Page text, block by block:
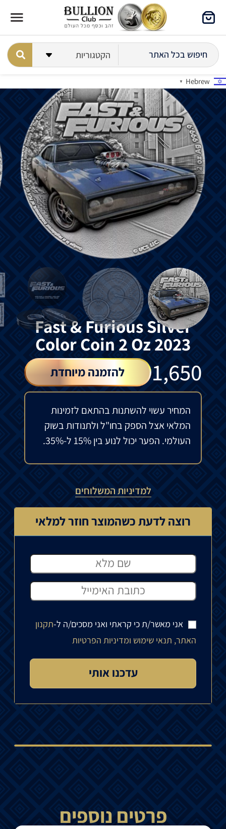
Hebrew
▼
Fast & Furious Silver
Color Coin 2 Oz 2023
1,650
₪ להזמנה מיוחדת
המחיר עשוי להשתנות בהתאם לזמינות
המלאי אצל הספק בחו"ל ולתנודות בשוק
העולמי. הפער יכול לנוע בין 15% ל-35%.
למדיניות המשלוחים
רוצה לדעת כשהמוצר חוזר למלאי
אני מאשר/ת כי קראתי ואני מסכים/ה ל-תקנון
האתר, תנאי שימוש ומדיניות הפרטיות
פרטים נוספים